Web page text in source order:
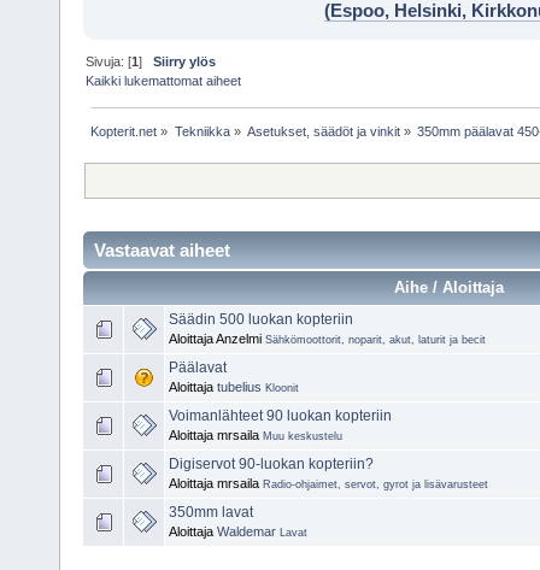
(Espoo, Helsinki,
Sivuja: [1]Siirry ylös
Kaikki lukemattomat aiheet
Kopterit.net » Tekniikka» Asetukset, säädöt ja vinkit» 350mm päälavat
Vastaavat aiheet
Aihe / Aloittaja
Säädin 500 luokan kopteriin
Aloittaja Anzelmi Sähkömoottorit, noparit, akut, laturit ja becit
Päälavat
Aloittaja tubelius Kloonit
Voimanlähteet 90 luokan kopteriin
Aloittaja mrsaila Muu keskustelu
Digiservot 90-luokan kopteriin?
Aloittaja mrsaila Radio-ohjaimet, servot, gyrot ja lisävarusteet
350mm lavat
Aloittaja Waldemar Lavat